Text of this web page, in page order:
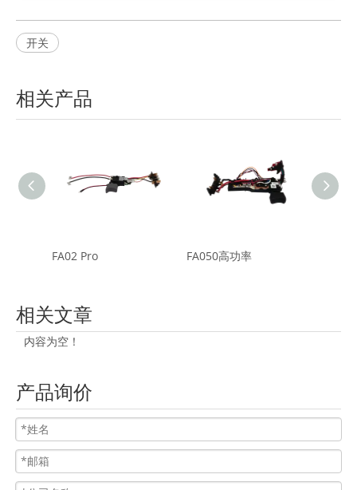
开关
相关产品
FA02 Pro FA050高功率
相关文章
内容为空！
产品询价